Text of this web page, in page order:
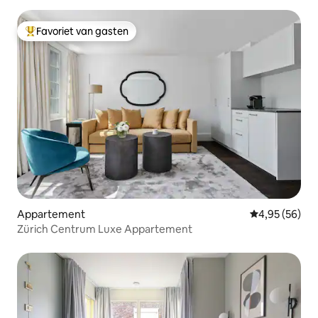
Topfavoriet van gasten
Favoriet van gasten
Appartement Gemiddelde
4,95 (56)
Zürich Centrum Luxe Appartement